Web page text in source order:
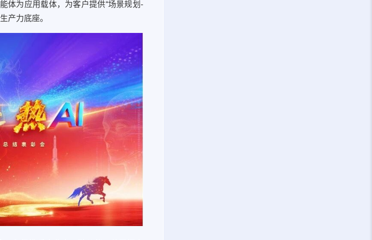
体为应用载体，为客户提供“场景规划-
产力底座。